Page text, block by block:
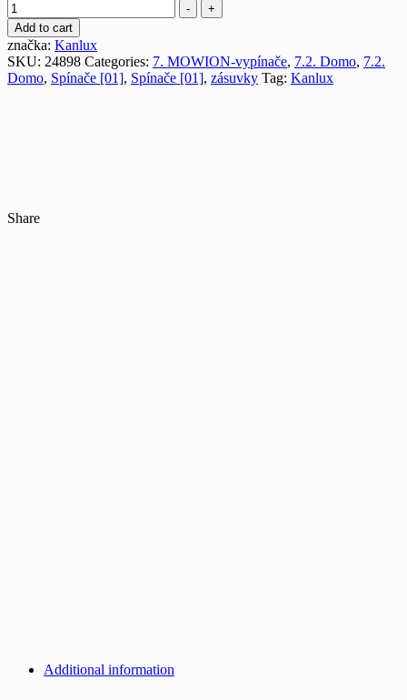
-
+
Add to cart
značka: Kanlux
SKU: 24898 Categories: 7. MOWION-vypínače, 7.2. Domo, 7.2.
Domo, Spínače [01], Spínače [01], zásuvky Tag: Kanlux
Share
Additional information